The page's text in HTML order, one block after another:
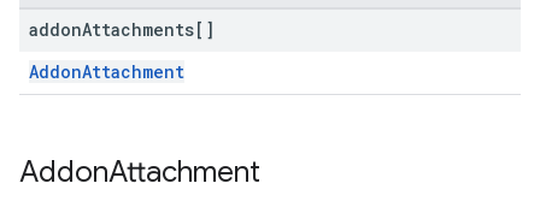
addonAttachments[]
AddonAttachment
AddonAttachment